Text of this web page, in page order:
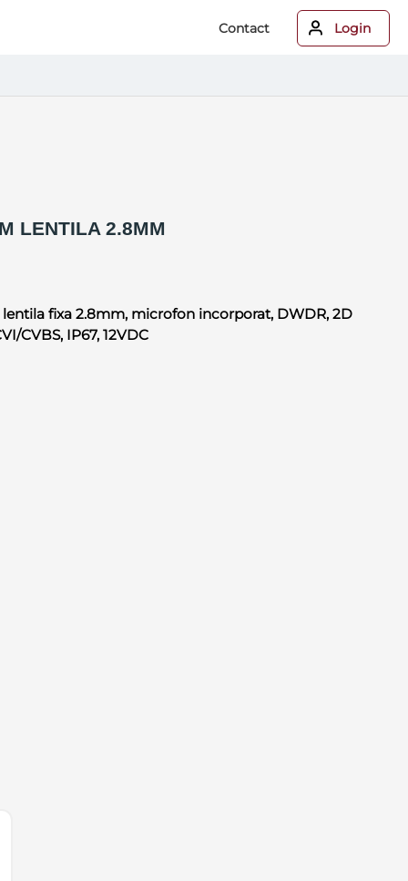
Contact Login
LENTILA 2.8MM
fixa 2.8mm, microfon incorporat, DWDR, 2D
CVBS, IP67, 12VDC